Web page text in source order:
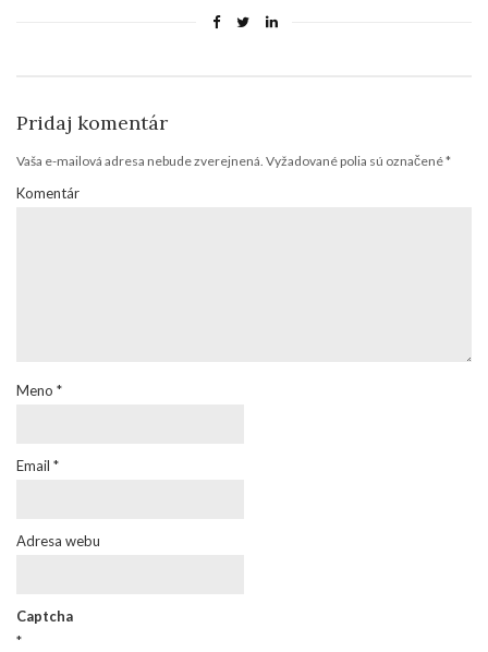
Pridaj komentár
Vaša e-mailová adresa nebude zverejnená. Vyžadované polia sú označené*
Komentár
Meno *
Email *
Adresa webu
Captcha
*